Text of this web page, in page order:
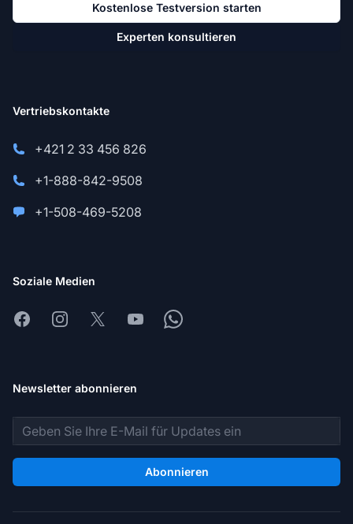
Kostenlose Testversion starten
Experten konsultieren
Vertriebskontakte
+421 2 33 456 826
+1-888-842-9508
+1-508-469-5208
Soziale Medien
FacebookInstagram
X YoutubeWhatsapp
Newsletter abonnieren
E-Mail-Adresse
Abonnieren